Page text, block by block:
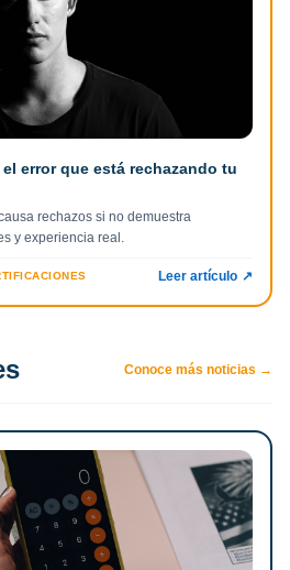
error que está rechazando tu
rechazos si no demuestra
y experiencia real.
Leer artículo ↗
Conoce más noticias →